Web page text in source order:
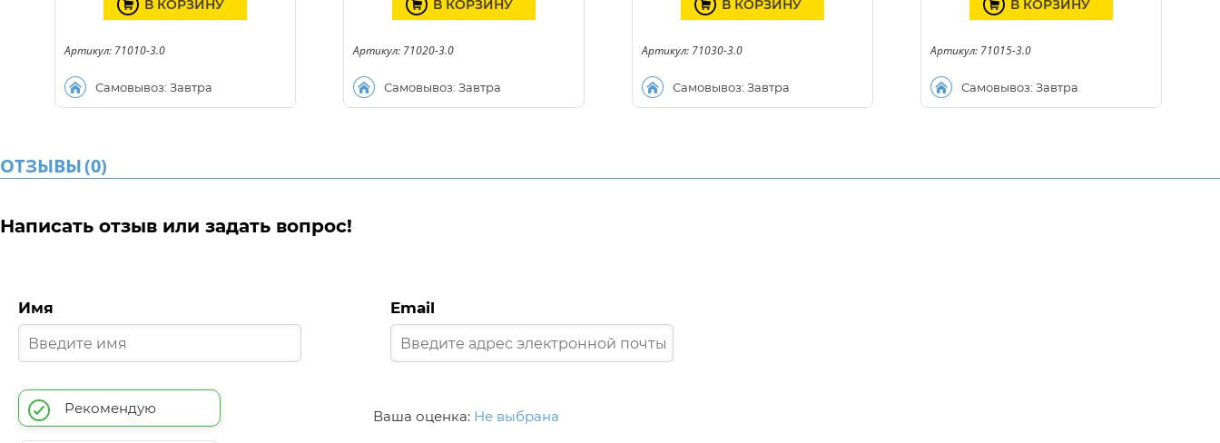
Самовывоз: Завтра
В КОРЗИНУ
Артикул: 71010-3.0
Самовывоз: Завтра
В КОРЗИНУ
Артикул: 71020-3.0
Самовывоз: Завтра
В КОРЗИНУ
Артикул: 71030-3.0
Самовывоз: Завтра
В КОРЗИНУ
Артикул: 71015-3.0
ОТЗЫВЫ(0)
Написать отзыв или задать вопрос!
Имя Email
Рекомендую Ваша оценка: Не выбрана